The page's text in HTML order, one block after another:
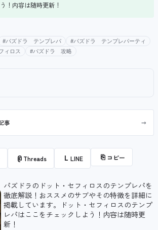
！内容は随時更新！
#パズドラ テンプレパ
#パズドラ テンプレパーティ
ィロス
#パズドラ 攻略
事 →
@ Threads L LINE ⎘ コピー
パズドラのドット・セフィロスのテンプレパを
徹底解説！おススメのサブやその特徴を詳細に
掲載しています。ドット・セフィロスのテンプ
レパはここをチェックしよう！内容は随時更
新！